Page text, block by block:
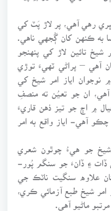
رهي آهي، پر لاڙ پَٽ کي
به ڪنهن کان ڳُجهي ناهي.
شيخ تائين لاڙ کي پنهنجو
آهي – پراڻي ٽهيءَ توڙي
نوجوان اياز امر شيخ کي
آهي، ان جو تعيُن ته منصفِ
۾ اڄ جو تيز ذهن قاريءَ
آهي- اياز واقع به امر
جو هيءُ چوٿون شعري
۽ ڏانءَ جو سنگم پُور-
علاوه سنگيت ناٽڪ جي
امر شيخ طبع آزمائي ڪري،
ماڻيو آهي.